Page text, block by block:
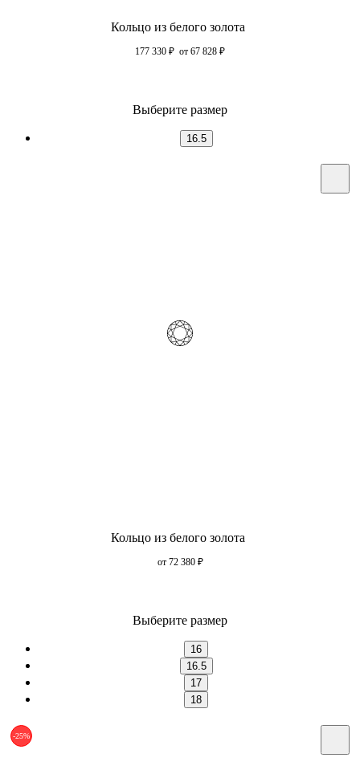
Кольцо из белого золота
177 330 ₽ от 67 828 ₽
Выберите размер
16.5
Кольцо из белого золота
от 72 380 ₽
Выберите размер
16
16.5
17
18
-25%